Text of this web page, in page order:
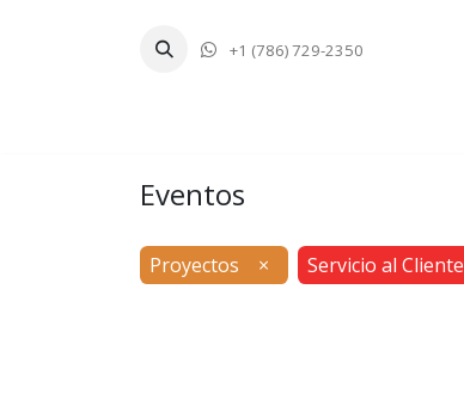
+1 (786) 729-2350
Eventos
Proyectos × Servicio al Cliente